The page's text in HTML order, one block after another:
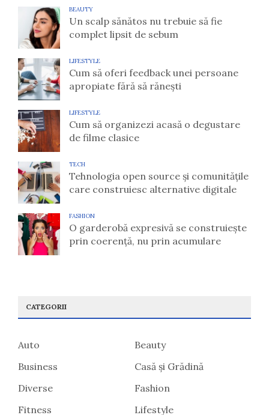
BEAUTY
Un scalp sănătos nu trebuie să fie
complet lipsit de sebum
LIFESTYLE
Cum să oferi feedback unei persoane
apropiate fără să rănești
LIFESTYLE
Cum să organizezi acasă o degustare
de filme clasice
TECH
Tehnologia open source și comunitățile
care construiesc alternative digitale
FASHION
O garderobă expresivă se construiește
prin coerență, nu prin acumulare
CATEGORII
Auto
Beauty
Business
Casă și Grădină
Diverse
Fashion
Fitness
Lifestyle